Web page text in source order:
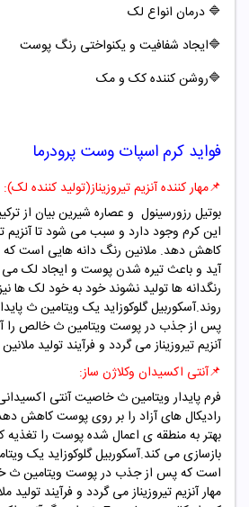
🔷 درمان انواع لک
🔷ایجاد شفافیت و یکنواختی رنگ پوست
🔷روشن کننده کک و مک
فواید کرم اسپات وست پرودرما
📌مهار کننده آنزیم تیروزیناز(تولید کننده لک):
بوتیل رزورسینول و عصاره شیرین بیان از
این کرم وجود دارد و سبب می شود تا آنزیم
کاهش دهد. ملانین رنگ دانه هایی است
آید و باعث تیره شدن پوست و ایجاد لک
رنگدانه ها تولید نشوند خود به خود لک ها
روند.آسکوربیل گلوکوزاید یک ویتامین ث
پس از جذب در پوست ویتامین ث خالص را
آنزیم تیروزیناز می گردد و فرآیند تولید
📌آنتی اکسیدان وکلاژن ساز:
فرم پایدار ویتامین ث خاصیت آنتی
رادیکال های آزاد را بر روی پوست کاهش
بهتر به منطقه ی اعمال شده پوست را تغذیه
بازسازی می کند.آسکوربیل گلوکوزاید یک
است که پس از جذب در پوست ویتامین ث
مهار آنزیم تیروزیناز می گردد و فرآیند تولید